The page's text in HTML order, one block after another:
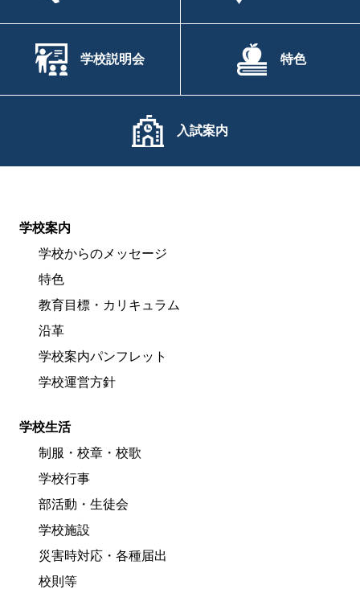
学校説明会 特色
入試案内
学校案内
学校からのメッセージ
特色
教育目標・カリキュラム
沿革
学校案内パンフレット
学校運営方針
学校生活
制服・校章・校歌
学校行事
部活動・生徒会
学校施設
災害時対応・各種届出
校則等